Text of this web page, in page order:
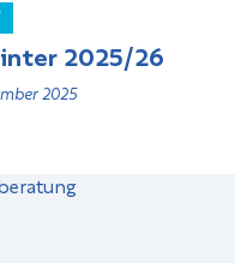
2025/26
2025